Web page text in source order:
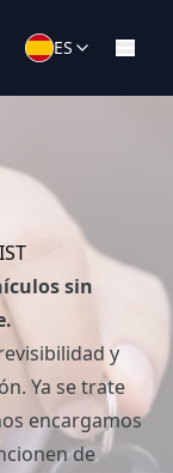
ES
sin
y
Ya se trate
encargamos
de